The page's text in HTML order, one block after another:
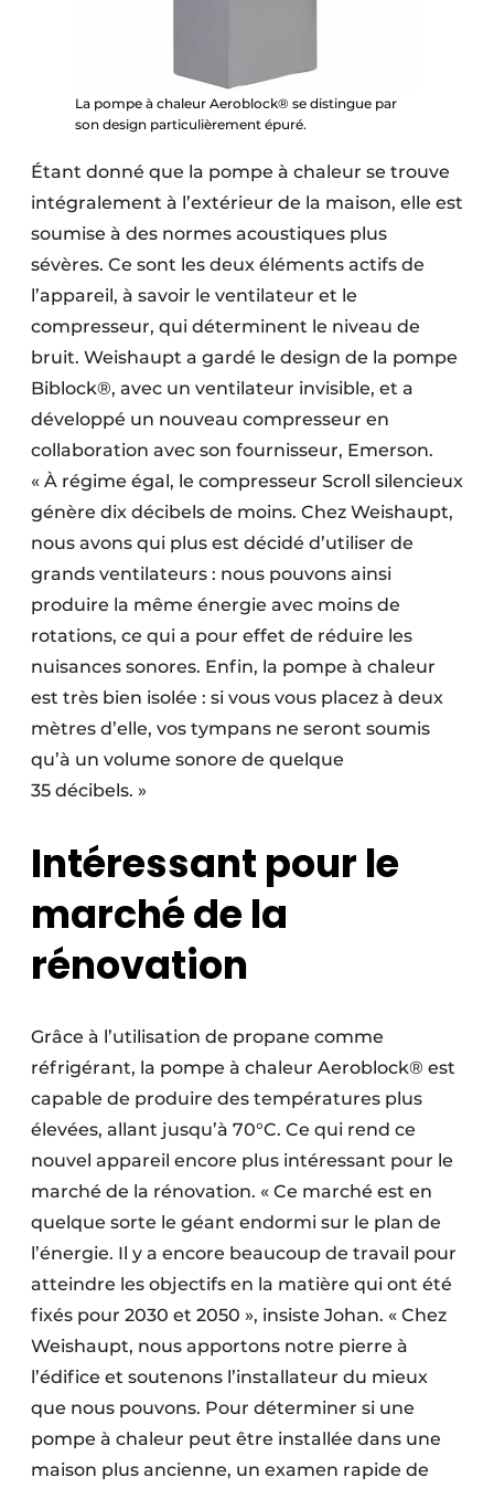
La pompe à chaleur Aeroblock® se distingue par
son design particulièrement épuré.
Étant donné que la pompe à chaleur se trouve
intégralement à l’extérieur de la maison, elle est
soumise à des normes acoustiques plus
sévères. Ce sont les deux éléments actifs de
l’appareil, à savoir le ventilateur et le
compresseur, qui déterminent le niveau de
bruit. Weishaupt a gardé le design de la pompe
Biblock®, avec un ventilateur invisible, et a
développé un nouveau compresseur en
collaboration avec son fournisseur, Emerson.
« À régime égal, le compresseur Scroll silencieux
génère dix décibels de moins. Chez Weishaupt,
nous avons qui plus est décidé d’utiliser de
grands ventilateurs : nous pouvons ainsi
produire la même énergie avec moins de
rotations, ce qui a pour effet de réduire les
nuisances sonores. Enfin, la pompe à chaleur
est très bien isolée : si vous vous placez à deux
mètres d’elle, vos tympans ne seront soumis
qu’à un volume sonore de quelque
35 décibels. »
Intéressant pour le
marché de la
rénovation
Grâce à l’utilisation de propane comme
réfrigérant, la pompe à chaleur Aeroblock® est
capable de produire des températures plus
élevées, allant jusqu’à 70°C. Ce qui rend ce
nouvel appareil encore plus intéressant pour le
marché de la rénovation. « Ce marché est en
quelque sorte le géant endormi sur le plan de
l’énergie. Il y a encore beaucoup de travail pour
atteindre les objectifs en la matière qui ont été
fixés pour 2030 et 2050 », insiste Johan. « Chez
Weishaupt, nous apportons notre pierre à
l’édifice et soutenons l’installateur du mieux
que nous pouvons. Pour déterminer si une
pompe à chaleur peut être installée dans une
maison plus ancienne, un examen rapide de